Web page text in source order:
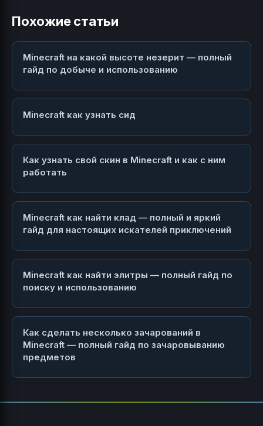
Похожие статьи
Minecraft на какой высоте незерит — полный
гайд по добыче и использованию
Minecraft как узнать сид
Как узнать свой скин в Minecraft и как с ним
работать
Minecraft как найти клад — полный и яркий
гайд для настоящих искателей приключений
Minecraft как найти элитры — полный гайд по
поиску и использованию
Как сделать несколько зачарований в
Minecraft — полный гайд по зачаровыванию
предметов